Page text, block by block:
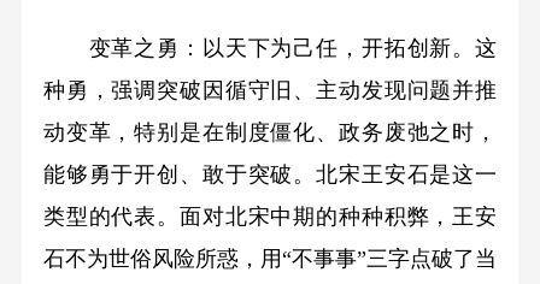
变革之勇：以天下为己任，开拓创新。这
种勇，强调突破因循守旧、主动发现问题并推
动变革，特别是在制度僵化、政务废弛之时，
能够勇于开创、敢于突破。北宋王安石是这一
类型的代表。面对北宋中期的种种积弊，王安
石不为世俗风险所惑，用“不事事”三字点破了当